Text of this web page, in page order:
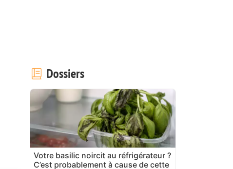
Dossiers
Votre basilic noircit au réfrigérateur ?
C’est probablement à cause de cette